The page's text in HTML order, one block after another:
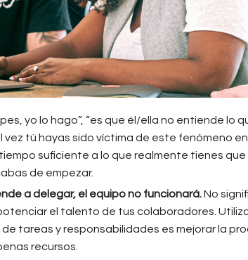
yo lo hago”, “es que él/ella no entiende lo
tú hayas sido víctima de este fenómeno en
suficiente a lo que realmente tienes que
de empezar.
a delegar, el equipo no funcionará.No
el talento de tus colaboradores.
tareas y responsabilidades es mejorar la
recursos.